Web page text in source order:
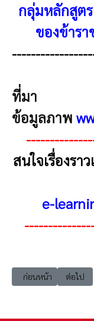
กลุ่มหลักสูต
ของข้าร
ที่มา
ข้อมูลภาพ
สนใจเรื่องรา
e-
เนื้อหาก่อนหน้า: e-
ก่อนหน้า เนื้อหา
ต่อไป